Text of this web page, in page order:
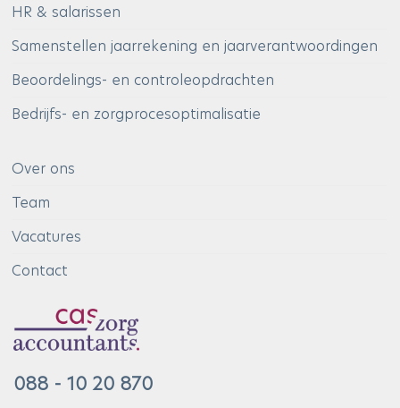
HR & salarissen
Samenstellen jaarrekening en jaarverantwoordingen
Beoordelings- en controleopdrachten
Bedrijfs- en zorgprocesoptimalisatie
Over ons
Team
Vacatures
Contact
088 - 10 20 870